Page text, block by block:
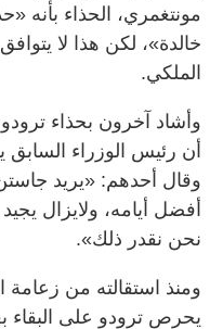
مونتغمري، الحذاء بأنه
خالدة»، لكن هذا لا
الملكي.
وأشاد آخرون بحذاء
أن رئيس الوزراء السابق
وقال أحدهم: «يريد
أفضل أيامه، ولايزال
نحن نقدر ذلك».
ومنذ استقالته من زعامة
يحرص ترودو على البقاء